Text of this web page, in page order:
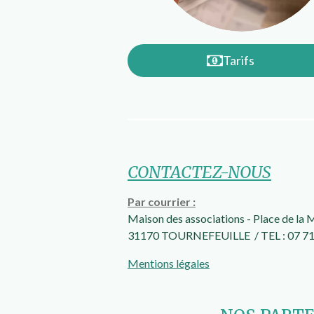
Tarifs
CONTACTEZ-NOUS
Par courrier :
Maison des associations - Place de la
31170 TOURNEFEUILLE / TEL : 07
Mentions légales